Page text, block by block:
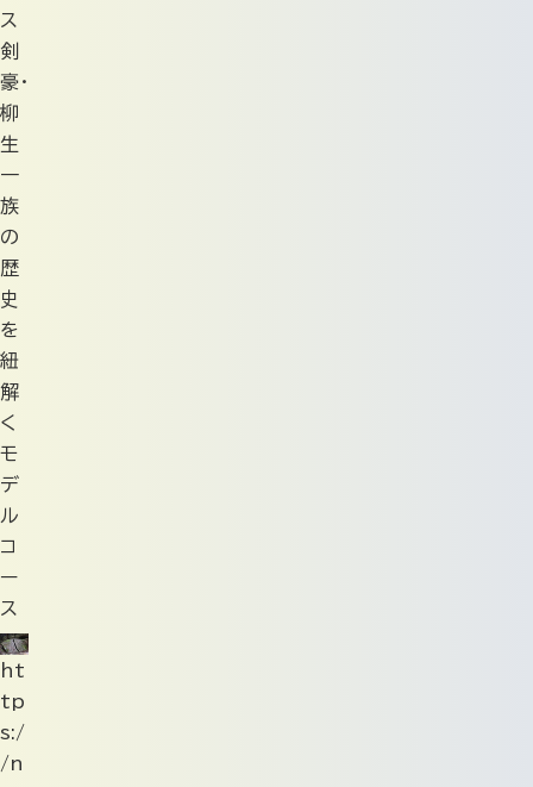
ス
剣
豪・
柳
生
一
族
の
歴
史
を
紐
解
く
モ
デ
ル
コ
ー
ス
ht
tp
s:/
/n